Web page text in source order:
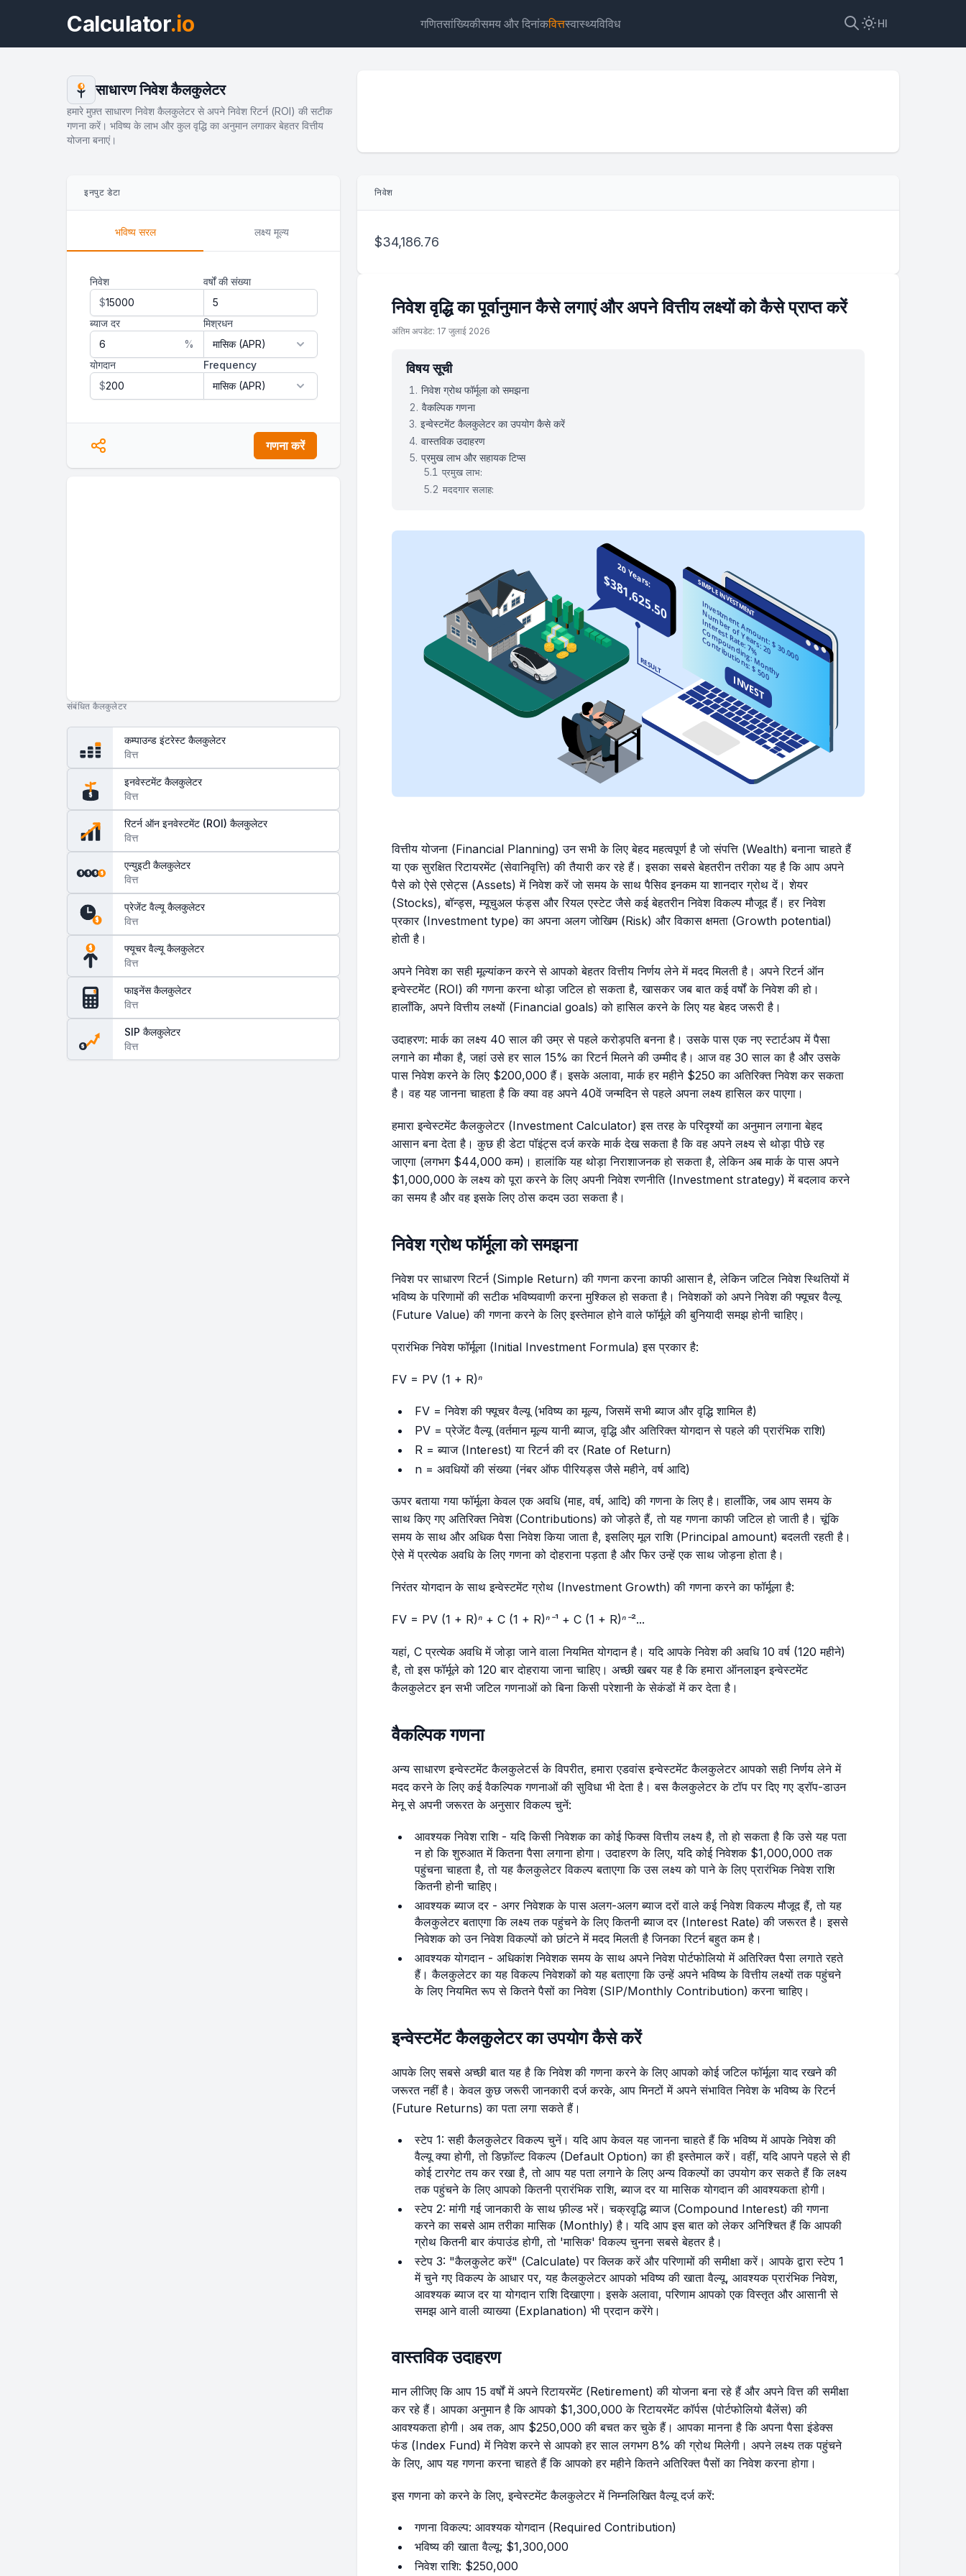
Calculator.io गणितसांख्यिकीसमय और दिनांकवित्तस्वास्थ्यविविध HI
$ साधारण निवेश कैलकुलेटर
हमारे मुफ़्त साधारण निवेश कैलकुलेटर से अपने निवेश रिटर्न (ROI) की सटीक
गणना करें। भविष्य के लाभ और कुल वृद्धि का अनुमान लगाकर बेहतर वित्तीय
योजना बनाएं।
इनपुट डेटा
भविष्य सरल लक्ष्य मूल्य
निवेश
$
वर्षों की संख्या
ब्याज दर
%
मिश्रधन
योगदान
$
Frequency
गणना करें
संबंधित कैलकुलेटर
कम्पाउन्ड इंटरेस्ट कैलकुलेटर
वित्त
$
इनवेस्टमेंट कैलकुलेटर
वित्त
रिटर्न ऑन इनवेस्टमेंट (ROI) कैलकुलेटर
वित्त
$ $ $ $
एन्युइटी कैलकुलेटर
वित्त
$
प्रेजेंट वैल्यू कैलकुलेटर
वित्त
$
फ्यूचर वैल्यू कैलकुलेटर
वित्त
$
फाइनेंस कैलकुलेटर
वित्त
$
SIP कैलकुलेटर
वित्त
निवेश
$34,186.76
निवेश वृद्धि का पूर्वानुमान कैसे लगाएं और अपने वित्तीय लक्ष्यों को कैसे प्राप्त करें
अंतिम अपडेट: 17 जुलाई 2026
विषय सूची
निवेश ग्रोथ फॉर्मूला को समझना
वैकल्पिक गणना
इन्वेस्टमेंट कैलकुलेटर का उपयोग कैसे करें
वास्तविक उदाहरण
प्रमुख लाभ और सहायक टिप्स
प्रमुख लाभ:
मददगार सलाह:
वित्तीय योजना (Financial Planning) उन सभी के लिए बेहद महत्वपूर्ण है जो संपत्ति (Wealth) बनाना चाहते हैं
या एक सुरक्षित रिटायरमेंट (सेवानिवृत्ति) की तैयारी कर रहे हैं। इसका सबसे बेहतरीन तरीका यह है कि आप अपने
पैसे को ऐसे एसेट्स (Assets) में निवेश करें जो समय के साथ पैसिव इनकम या शानदार ग्रोथ दें। शेयर
(Stocks), बॉन्ड्स, म्यूचुअल फंड्स और रियल एस्टेट जैसे कई बेहतरीन निवेश विकल्प मौजूद हैं। हर निवेश
प्रकार (Investment type) का अपना अलग जोखिम (Risk) और विकास क्षमता (Growth potential)
होती है।
अपने निवेश का सही मूल्यांकन करने से आपको बेहतर वित्तीय निर्णय लेने में मदद मिलती है। अपने रिटर्न ऑन
इन्वेस्टमेंट (ROI) की गणना करना थोड़ा जटिल हो सकता है, खासकर जब बात कई वर्षों के निवेश की हो।
हालाँकि, अपने वित्तीय लक्ष्यों (Financial goals) को हासिल करने के लिए यह बेहद जरूरी है।
उदाहरण: मार्क का लक्ष्य 40 साल की उम्र से पहले करोड़पति बनना है। उसके पास एक नए स्टार्टअप में पैसा
लगाने का मौका है, जहां उसे हर साल 15% का रिटर्न मिलने की उम्मीद है। आज वह 30 साल का है और उसके
पास निवेश करने के लिए $200,000 हैं। इसके अलावा, मार्क हर महीने $250 का अतिरिक्त निवेश कर सकता
है। वह यह जानना चाहता है कि क्या वह अपने 40वें जन्मदिन से पहले अपना लक्ष्य हासिल कर पाएगा।
हमारा इन्वेस्टमेंट कैलकुलेटर (Investment Calculator) इस तरह के परिदृश्यों का अनुमान लगाना बेहद
आसान बना देता है। कुछ ही डेटा पॉइंट्स दर्ज करके मार्क देख सकता है कि वह अपने लक्ष्य से थोड़ा पीछे रह
जाएगा (लगभग $44,000 कम)। हालांकि यह थोड़ा निराशाजनक हो सकता है, लेकिन अब मार्क के पास अपने
$1,000,000 के लक्ष्य को पूरा करने के लिए अपनी निवेश रणनीति (Investment strategy) में बदलाव करने
का समय है और वह इसके लिए ठोस कदम उठा सकता है।
निवेश ग्रोथ फॉर्मूला को समझना
निवेश पर साधारण रिटर्न (Simple Return) की गणना करना काफी आसान है, लेकिन जटिल निवेश स्थितियों में
भविष्य के परिणामों की सटीक भविष्यवाणी करना मुश्किल हो सकता है। निवेशकों को अपने निवेश की फ्यूचर वैल्यू
(Future Value) की गणना करने के लिए इस्तेमाल होने वाले फॉर्मूले की बुनियादी समझ होनी चाहिए।
प्रारंभिक निवेश फॉर्मूला (Initial Investment Formula) इस प्रकार है:
FV = PV (1 + R)ⁿ
FV = निवेश की फ्यूचर वैल्यू (भविष्य का मूल्य, जिसमें सभी ब्याज और वृद्धि शामिल है)
PV = प्रेजेंट वैल्यू (वर्तमान मूल्य यानी ब्याज, वृद्धि और अतिरिक्त योगदान से पहले की प्रारंभिक राशि)
R = ब्याज (Interest) या रिटर्न की दर (Rate of Return)
n = अवधियों की संख्या (नंबर ऑफ पीरियड्स जैसे महीने, वर्ष आदि)
ऊपर बताया गया फॉर्मूला केवल एक अवधि (माह, वर्ष, आदि) की गणना के लिए है। हालाँकि, जब आप समय के
साथ किए गए अतिरिक्त निवेश (Contributions) को जोड़ते हैं, तो यह गणना काफी जटिल हो जाती है। चूंकि
समय के साथ और अधिक पैसा निवेश किया जाता है, इसलिए मूल राशि (Principal amount) बदलती रहती है।
ऐसे में प्रत्येक अवधि के लिए गणना को दोहराना पड़ता है और फिर उन्हें एक साथ जोड़ना होता है।
निरंतर योगदान के साथ इन्वेस्टमेंट ग्रोथ (Investment Growth) की गणना करने का फॉर्मूला है:
FV = PV (1 + R)ⁿ + C (1 + R)ⁿ⁻¹ + C (1 + R)ⁿ⁻²...
यहां, C प्रत्येक अवधि में जोड़ा जाने वाला नियमित योगदान है। यदि आपके निवेश की अवधि 10 वर्ष (120 महीने)
है, तो इस फॉर्मूले को 120 बार दोहराया जाना चाहिए। अच्छी खबर यह है कि हमारा ऑनलाइन इन्वेस्टमेंट
कैलकुलेटर इन सभी जटिल गणनाओं को बिना किसी परेशानी के सेकंडों में कर देता है।
वैकल्पिक गणना
अन्य साधारण इन्वेस्टमेंट कैलकुलेटर्स के विपरीत, हमारा एडवांस इन्वेस्टमेंट कैलकुलेटर आपको सही निर्णय लेने में
मदद करने के लिए कई वैकल्पिक गणनाओं की सुविधा भी देता है। बस कैलकुलेटर के टॉप पर दिए गए ड्रॉप-डाउन
मेनू से अपनी जरूरत के अनुसार विकल्प चुनें:
आवश्यक निवेश राशि - यदि किसी निवेशक का कोई फिक्स वित्तीय लक्ष्य है, तो हो सकता है कि उसे यह पता
न हो कि शुरुआत में कितना पैसा लगाना होगा। उदाहरण के लिए, यदि कोई निवेशक $1,000,000 तक
पहुंचना चाहता है, तो यह कैलकुलेटर विकल्प बताएगा कि उस लक्ष्य को पाने के लिए प्रारंभिक निवेश राशि
कितनी होनी चाहिए।
आवश्यक ब्याज दर - अगर निवेशक के पास अलग-अलग ब्याज दरों वाले कई निवेश विकल्प मौजूद हैं, तो यह
कैलकुलेटर बताएगा कि लक्ष्य तक पहुंचने के लिए कितनी ब्याज दर (Interest Rate) की जरूरत है। इससे
निवेशक को उन निवेश विकल्पों को छांटने में मदद मिलती है जिनका रिटर्न बहुत कम है।
आवश्यक योगदान - अधिकांश निवेशक समय के साथ अपने निवेश पोर्टफोलियो में अतिरिक्त पैसा लगाते रहते
हैं। कैलकुलेटर का यह विकल्प निवेशकों को यह बताएगा कि उन्हें अपने भविष्य के वित्तीय लक्ष्यों तक पहुंचने
के लिए नियमित रूप से कितने पैसों का निवेश (SIP/Monthly Contribution) करना चाहिए।
इन्वेस्टमेंट कैलकुलेटर का उपयोग कैसे करें
आपके लिए सबसे अच्छी बात यह है कि निवेश की गणना करने के लिए आपको कोई जटिल फॉर्मूला याद रखने की
जरूरत नहीं है। केवल कुछ जरूरी जानकारी दर्ज करके, आप मिनटों में अपने संभावित निवेश के भविष्य के रिटर्न
(Future Returns) का पता लगा सकते हैं।
स्टेप 1: सही कैलकुलेटर विकल्प चुनें। यदि आप केवल यह जानना चाहते हैं कि भविष्य में आपके निवेश की
वैल्यू क्या होगी, तो डिफ़ॉल्ट विकल्प (Default Option) का ही इस्तेमाल करें। वहीं, यदि आपने पहले से ही
कोई टारगेट तय कर रखा है, तो आप यह पता लगाने के लिए अन्य विकल्पों का उपयोग कर सकते हैं कि लक्ष्य
तक पहुंचने के लिए आपको कितनी प्रारंभिक राशि, ब्याज दर या मासिक योगदान की आवश्यकता होगी।
स्टेप 2: मांगी गई जानकारी के साथ फ़ील्ड भरें। चक्रवृद्धि ब्याज (Compound Interest) की गणना
करने का सबसे आम तरीका मासिक (Monthly) है। यदि आप इस बात को लेकर अनिश्चित हैं कि आपकी
ग्रोथ कितनी बार कंपाउंड होगी, तो 'मासिक' विकल्प चुनना सबसे बेहतर है।
स्टेप 3: "कैलकुलेट करें" (Calculate) पर क्लिक करें और परिणामों की समीक्षा करें। आपके द्वारा स्टेप 1
में चुने गए विकल्प के आधार पर, यह कैलकुलेटर आपको भविष्य की खाता वैल्यू, आवश्यक प्रारंभिक निवेश,
आवश्यक ब्याज दर या योगदान राशि दिखाएगा। इसके अलावा, परिणाम आपको एक विस्तृत और आसानी से
समझ आने वाली व्याख्या (Explanation) भी प्रदान करेंगे।
वास्तविक उदाहरण
मान लीजिए कि आप 15 वर्षों में अपने रिटायरमेंट (Retirement) की योजना बना रहे हैं और अपने वित्त की समीक्षा
कर रहे हैं। आपका अनुमान है कि आपको $1,300,000 के रिटायरमेंट कॉर्पस (पोर्टफोलियो बैलेंस) की
आवश्यकता होगी। अब तक, आप $250,000 की बचत कर चुके हैं। आपका मानना है कि अपना पैसा इंडेक्स
फंड (Index Fund) में निवेश करने से आपको हर साल लगभग 8% की ग्रोथ मिलेगी। अपने लक्ष्य तक पहुंचने
के लिए, आप यह गणना करना चाहते हैं कि आपको हर महीने कितने अतिरिक्त पैसों का निवेश करना होगा।
इस गणना को करने के लिए, इन्वेस्टमेंट कैलकुलेटर में निम्नलिखित वैल्यू दर्ज करें:
गणना विकल्प: आवश्यक योगदान (Required Contribution)
भविष्य की खाता वैल्यू: $1,300,000
निवेश राशि: $250,000